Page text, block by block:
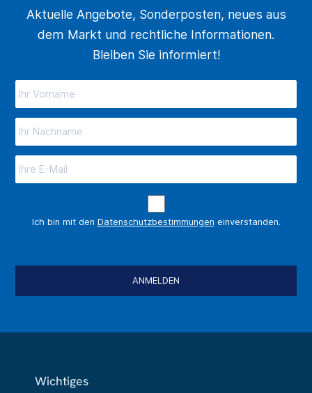
Aktuelle Angebote, Sonderposten, neues aus
dem Markt und rechtliche Informationen.
Bleiben Sie informiert!
Ich bin mit den Datenschutzbestimmungen einverstanden.
ANMELDEN
Wichtiges